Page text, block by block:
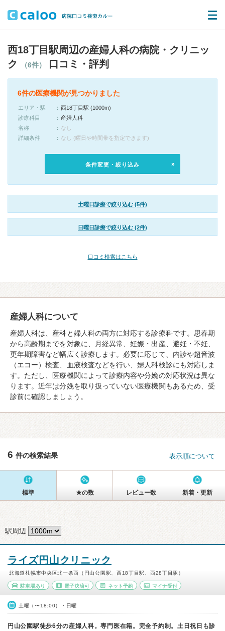
西18丁目駅周辺の産婦人科の病院・クリニッ
ク
（6件） 口コミ・評判
6件の医療機関が見つかりました
エリア・駅
西18丁目駅 (1000m)
診療科目
産婦人科
名称
なし
詳細条件
なし (曜日や時間帯を指定できます)
条件変更・絞り込み
土曜日診療で絞り込む (5件)
日曜日診療で絞り込む (2件)
口コミ検索はこちら
産婦人科について
産婦人科は、産科と婦人科の両方に対応する診療科です。思春期
から高齢期までを対象に、月経異常、妊娠・出産、避妊・不妊、
更年期障害など幅広く診療します。必要に応じて、内診や超音波
（エコー）検査、血液検査などを行い、婦人科検診にも対応しま
す。ただし、医療機関によって診療内容や分娩の対応状況は異な
ります。近年は分娩を取り扱っていない医療機関もあるため、受
診前に確認しましょう。
6 件の検索結果 表示順について
標準 ★の数 レビュー数 新着・更新
駅周辺
ライズ円山クリニック
北海道札幌市中央区北一条西（円山公園駅、西18丁目駅、西28丁目駅）
駐車場あり 電子決済可 ネット予約 マイナ受付
土曜（〜18:00）・日曜
円山公園駅徒歩6分の産婦人科。専門医在籍。完全予約制。土日祝日も診